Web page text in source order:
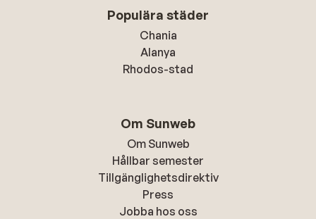
Populära städer
Chania
Alanya
Rhodos-stad
Om Sunweb
Om Sunweb
Hållbar semester
Tillgänglighetsdirektiv
Press
Jobba hos oss